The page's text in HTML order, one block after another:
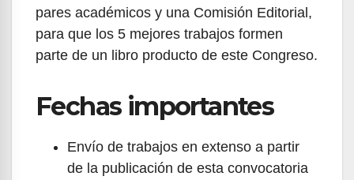
pares académicos y una Comisión Editorial,
para que los 5 mejores trabajos formen
parte de un libro producto de este Congreso.
Fechas importantes
Envío de trabajos en extenso a partir
de la publicación de esta convocatoria